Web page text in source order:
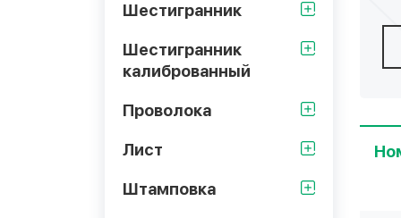
Шестигранник
Шестигранник
калиброванный
Проволока
Лист
Штамповка